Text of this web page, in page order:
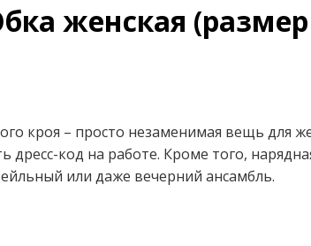
женская (размер
кроя – просто незаменимая вещь для
код на работе. Кроме того,
или даже вечерний ансамбль.